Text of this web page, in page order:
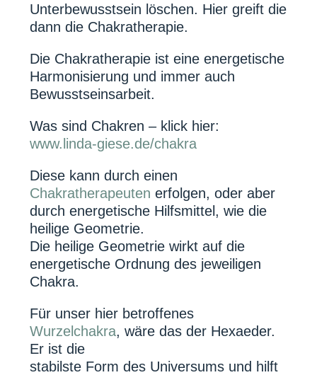
Unterbewusstsein löschen. Hier greift die
dann die Chakratherapie.
Die Chakratherapie ist eine energetische
Harmonisierung und immer auch
Bewusstseinsarbeit.
Was sind Chakren – klick hier:
www.linda-giese.de/chakra
Diese kann durch einen
Chakratherapeuten erfolgen, oder aber
durch energetische Hilfsmittel, wie die
heilige Geometrie.
Die heilige Geometrie wirkt auf die
energetische Ordnung des jeweiligen
Chakra.
Für unser hier betroffenes
Wurzelchakra, wäre das der Hexaeder.
Er ist die
stabilste Form des Universums und hilft